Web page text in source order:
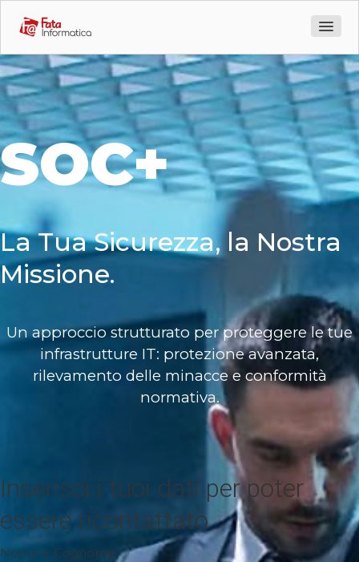
Azienda
Prodotti
Servizi
Soc as a Service
Software development
Certificazioni
Vita in Ufficio
SOC+
La Tua Sicurezza, la Nostra
Missione.
Un approccio strutturato per proteggere le tue
infrastrutture IT: protezione avanzata,
rilevamento delle minacce e conformità
normativa.
Inserisci i tuoi dati per poter
essere ricontattato
Nome e Cognome